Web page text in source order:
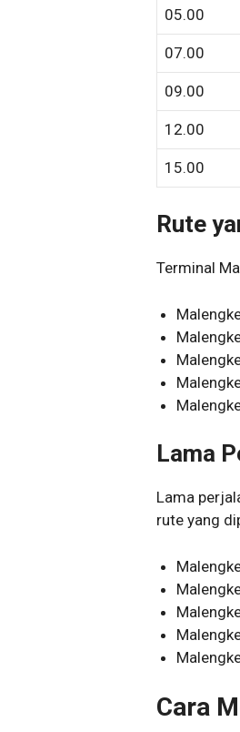
05.00
07.00
09.00
12.00
15.00
Rute
Terminal
Lama
Lama
rute yang
Cara